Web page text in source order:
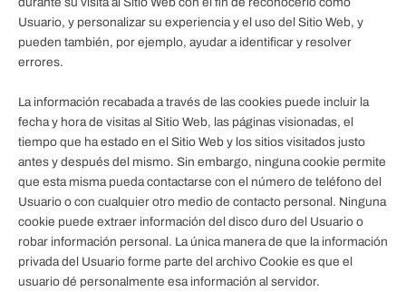
Usuario, y personalizar su experiencia y el uso del Sitio Web, y
pueden también, por ejemplo, ayudar a identificar y resolver
errores.
La información recabada a través de las cookies puede incluir la
fecha y hora de visitas al Sitio Web, las páginas visionadas, el
tiempo que ha estado en el Sitio Web y los sitios visitados justo
antes y después del mismo. Sin embargo, ninguna cookie permite
que esta misma pueda contactarse con el número de teléfono del
Usuario o con cualquier otro medio de contacto personal. Ninguna
cookie puede extraer información del disco duro del Usuario o
robar información personal. La única manera de que la información
privada del Usuario forme parte del archivo Cookie es que el
usuario dé personalmente esa información al servidor.